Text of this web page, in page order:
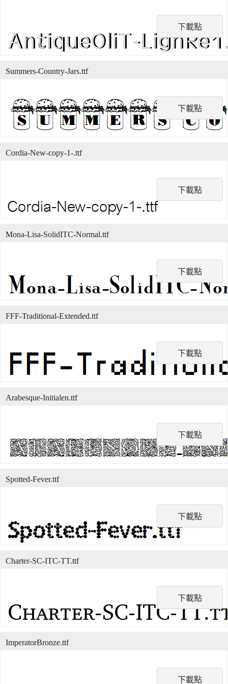
下載點
下載點
Summers-Country-Jars.ttf
下載點
Cordia-New-copy-1-.ttf
下載點
Mona-Lisa-SolidITC-Normal.ttf
下載點
FFF-Traditional-Extended.ttf
下載點
Arabesque-Initialen.ttf
下載點
Spotted-Fever.ttf
下載點
Charter-SC-ITC-TT.ttf
下載點
ImperatorBronze.ttf